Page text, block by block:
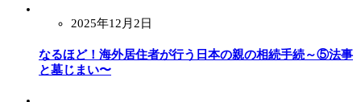
2025年12月2日
なるほど！海外居住者が行う日本の親の相続手続～⑤法事
と墓じまい〜